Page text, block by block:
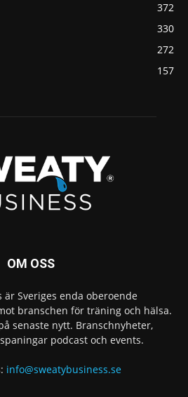
372
330
272
157
OM OSS
är Sveriges enda oberoende
branschen för träning och hälsa.
senaste nytt. Branschnyheter,
podcast och events.
info@sweatybusiness.se